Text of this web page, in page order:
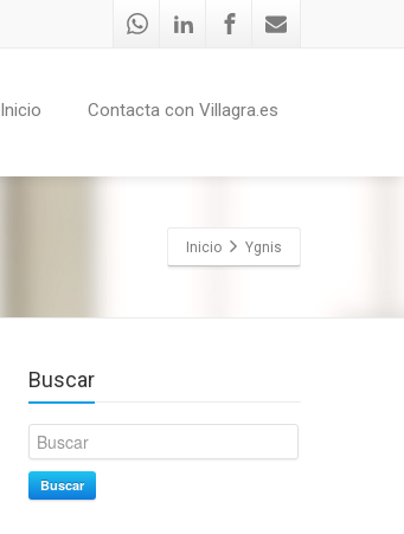
Inicio Contacta con Villagra.es
Inicio Ygnis
Buscar
Buscar